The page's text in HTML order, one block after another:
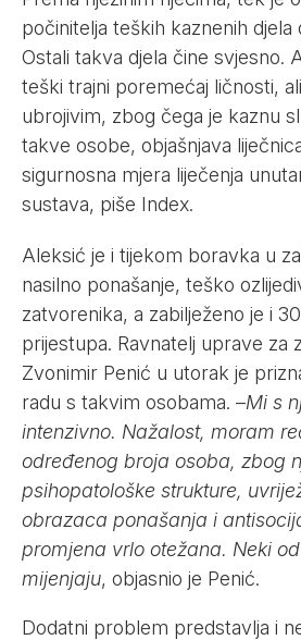
počinitelja teških kaznenih
Ostali takva djela čine svjesno.
teški trajni poremećaj ličnosti,
ubrojivim, zbog čega je kaznu
takve osobe, objašnjava
sigurnosna mjera liječenja
sustava, piše Index.
Aleksić je i tijekom boravka u
nasilno ponašanje, teško
zatvorenika, a zabilježeno je i
prijestupa. Ravnatelj uprave za
Zvonimir Penić u utorak je
radu s takvim osobama. –Mi s
intenzivno. Nažalost, moram
određenog broja osoba, zbog
psihopatološke strukture,
obrazaca ponašanja i
promjena vrlo otežana. Neki
mijenjaju, objasnio je Penić.
Dodatni problem predstavlja i